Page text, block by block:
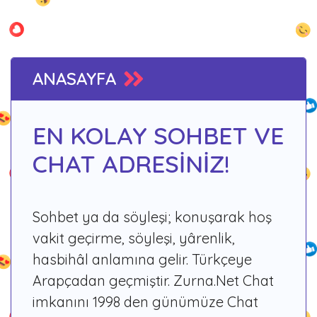
ANASAYFA
EN KOLAY SOHBET VE
CHAT ADRESİNİZ!
Sohbet ya da söyleşi; konuşarak hoş
vakit geçirme, söyleşi, yârenlik,
hasbihâl anlamına gelir. Türkçeye
Arapçadan geçmiştir. Zurna.Net Chat
imkanını 1998 den günümüze Chat